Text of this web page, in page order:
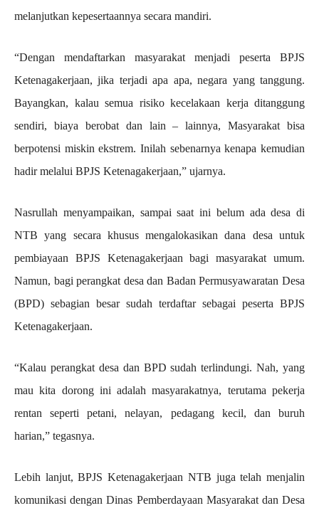
melanjutkan kepesertaannya secara mandiri.
“Dengan mendaftarkan masyarakat menjadi peserta BPJS
Ketenagakerjaan, jika terjadi apa apa, negara yang tanggung.
Bayangkan, kalau semua risiko kecelakaan kerja ditanggung
sendiri, biaya berobat dan lain – lainnya, Masyarakat bisa
berpotensi miskin ekstrem. Inilah sebenarnya kenapa kemudian
hadir melalui BPJS Ketenagakerjaan,” ujarnya.
Nasrullah menyampaikan, sampai saat ini belum ada desa di
NTB yang secara khusus mengalokasikan dana desa untuk
pembiayaan BPJS Ketenagakerjaan bagi masyarakat umum.
Namun, bagi perangkat desa dan Badan Permusyawaratan Desa
(BPD) sebagian besar sudah terdaftar sebagai peserta BPJS
Ketenagakerjaan.
“Kalau perangkat desa dan BPD sudah terlindungi. Nah, yang
mau kita dorong ini adalah masyarakatnya, terutama pekerja
rentan seperti petani, nelayan, pedagang kecil, dan buruh
harian,” tegasnya.
Lebih lanjut, BPJS Ketenagakerjaan NTB juga telah menjalin
komunikasi dengan Dinas Pemberdayaan Masyarakat dan Desa